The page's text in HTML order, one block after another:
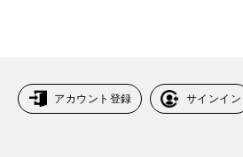
アカウント登録 サインイン